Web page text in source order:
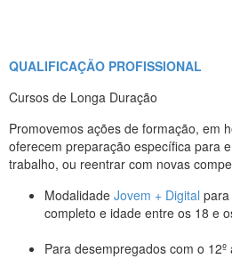
QUALIFICAÇÃO PROFISSIONAL
Cursos de Longa Duração
Promovemos ações de formação, em
oferecem preparação específica para
trabalho, ou reentrar com novas
Modalidade Jovem + Digital para
completo e idade entre os 18 e
Para desempregados com o